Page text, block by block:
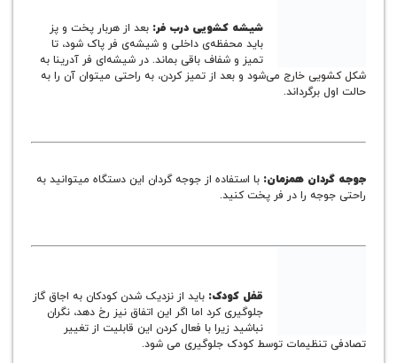
شیشه کشویی درب فر:بعد از هربار پخت و پز
باید محفظه‌ی داخلی و شیشه‌ی فر پاک شود، تا
تمیز و شفاف باقی بماند. در شیشه‌ای فر آدرینا به
خارج می‌شود و بعد از تمیز کردن، به راحتی میتوان آن را به
همزمان:با استفاده از جوجه گردان این دستگاه میتوانید به
را در فر پخت کنید.
باید از نزدیک شدن کودکان به اجاق گاز
جلوگیری کرد اما اگر این اتفاق نیز رخ دهد، نگران
نباشید زیرا با فعال کردن این قابلیت از تغییر
توسط کودک جلوگیری می شود.